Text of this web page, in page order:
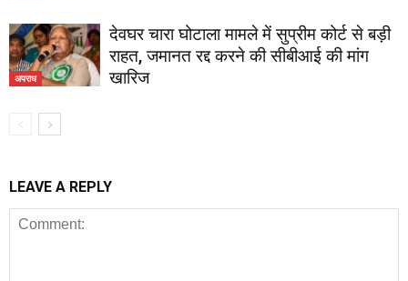
अपराध
देवघर चारा घोटाला मामले में सुप्रीम कोर्ट से बड़ी
राहत, जमानत रद्द करने की सीबीआई की मांग
खारिज
LEAVE A REPLY